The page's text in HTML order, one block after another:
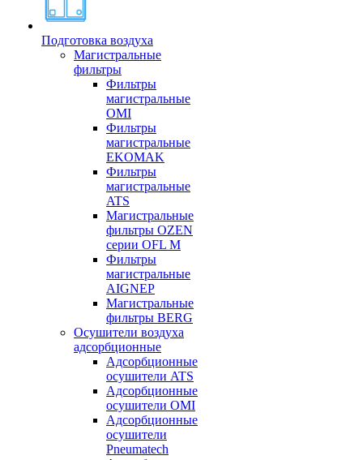
Подготовка воздуха
Магистральные
фильтры
Фильтры
магистральные
OMI
Фильтры
магистральные
EKOMAK
Фильтры
магистральные
ATS
Магистральные
фильтры OZEN
серии OFL M
Фильтры
магистральные
AIGNEP
Магистральные
фильтры BERG
Осушители воздуха
адсорбционные
Адсорбционные
осушители ATS
Адсорбционные
осушители OMI
Адсорбционные
осушители
Pneumatech